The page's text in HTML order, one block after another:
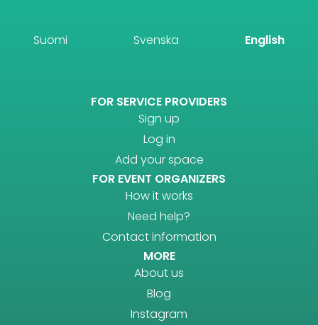
Suomi Svenska English
FOR SERVICE PROVIDERS
Sign up
Log in
Add your space
FOR EVENT ORGANIZERS
How it works
Need help?
Contact information
MORE
About us
Blog
Instagram